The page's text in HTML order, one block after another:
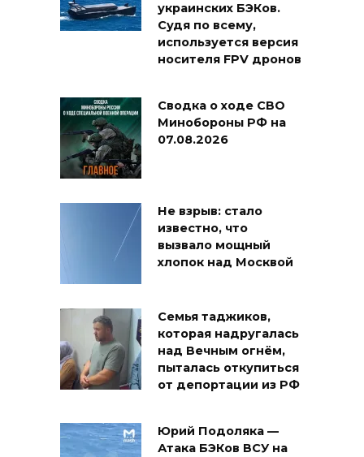
украинских БЭКов.
Судя по всему,
используется версия
носителя FPV дронов
Сводка о ходе СВО
Минобороны РФ на
07.08.2026
Не взрыв: стало
известно, что
вызвало мощный
хлопок над Москвой
Семья таджиков,
которая надругалась
над Вечным огнём,
пыталась откупиться
от депортации из РФ
Юрий Подоляка —
Атака БЭКов ВСУ на